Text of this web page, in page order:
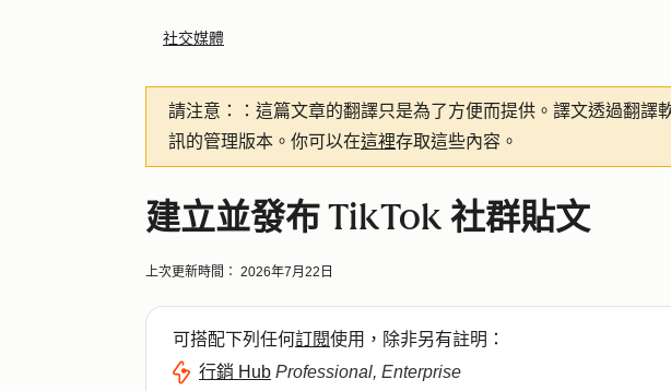
社交媒體
請注意：
：這篇文章的翻譯只是為了方便而提供。譯文透過翻
訊的管理版本。你可以在這裡存取這些內容。
建立並發布 TikTok 社群貼文
上次更新時間： 2026年7月22日
可搭配下列任何訂閱使用，除非另有註明：
行銷 Hub Professional, Enterprise